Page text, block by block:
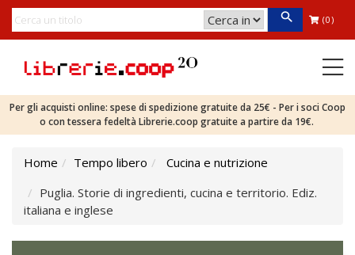
(0)
Per gli acquisti online: spese di spedizione gratuite da 25€ - Per i soci Coop
o con tessera fedeltà Librerie.coop gratuite a partire da 19€.
Home Tempo libero
Cucina e nutrizione
Puglia. Storie di ingredienti, cucina e territorio. Ediz.
italiana e inglese